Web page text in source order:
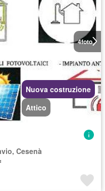
4foto
Nuova costruzione
Attico
Cesenà